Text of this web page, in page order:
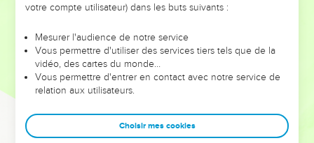
leur foi ou leur vision. Mais on voit moins les doutes, les erreurs
et les saisons difficiles qu'ils ont traversés, alors même que ce
sont elles qui les ont façonnés.
Dans cette conférence, leaders, entrepreneurs, et responsables
clés pour avancer avec plus de sagesse afin que leurs erreurs
deviennent vos tremplins. Que vous guidiez un ministère, une
votre compte utilisateur) dans les buts suivants :
Mesurer l'audience de notre service
Vous permettre d'utiliser des services tiers tels que de la
vidéo, des cartes du monde…
Vous permettre d'entrer en contact avec notre service de
relation aux utilisateurs.
Choisir mes cookies